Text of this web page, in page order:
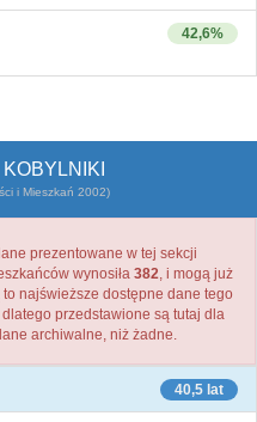
42,6%
i Mieszkań 2002)
prezentowane w tej sekcji
wynosiła 382, i mogą już
najświeższe dostępne dane tego
przedstawione są tutaj dla
archiwalne, niż żadne.
40,5 lat